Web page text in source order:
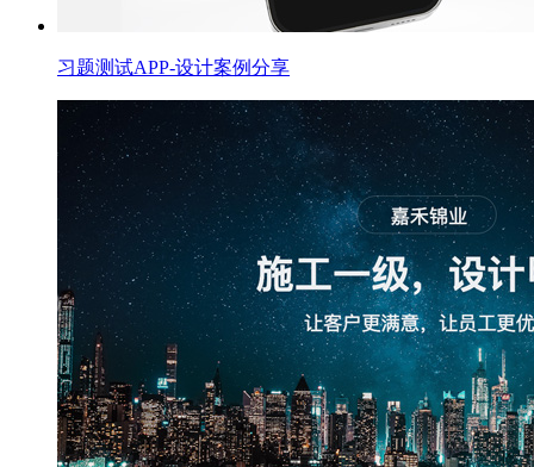
习题测试APP-设计案例分享